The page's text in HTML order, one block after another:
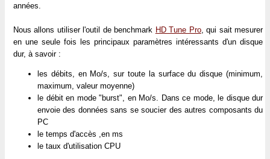
années.
Nous allons utiliser l'outil de benchmark HD Tune Pro, qui sait mesurer
en une seule fois les principaux paramètres intéressants d'un disque
dur, à savoir :
les débits, en Mo/s, sur toute la surface du disque (minimum,
maximum, valeur moyenne)
le débit en mode "burst", en Mo/s. Dans ce mode, le disque dur
envoie des données sans se soucier des autres composants du
PC
le temps d'accès ,en ms
le taux d'utilisation CPU